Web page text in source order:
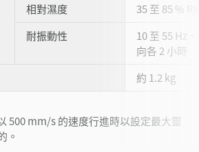
相對濕度
35 至 85 %
耐振動性
10 至 55 Hz
向各 2 小時
約 1.2 kg
500 mm/s 的速度行進時以設定最大靈
。